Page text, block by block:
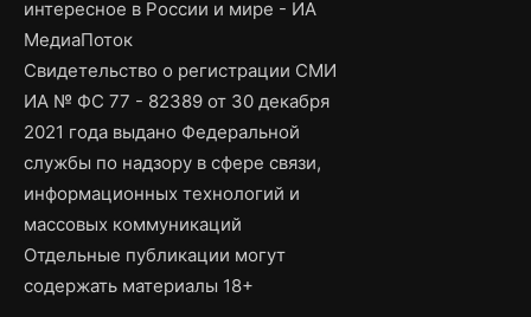
интересное в России и мире - ИА
МедиаПоток
Свидетельство о регистрации СМИ
ИА № ФС 77 - 82389 от 30 декабря
2021 года выдано Федеральной
службы по надзору в сфере связи,
информационных технологий и
массовых коммуникаций
Отдельные публикации могут
содержать материалы 18+